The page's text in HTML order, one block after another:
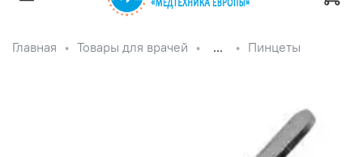
Главная Товары для врачей ... Пинцеты